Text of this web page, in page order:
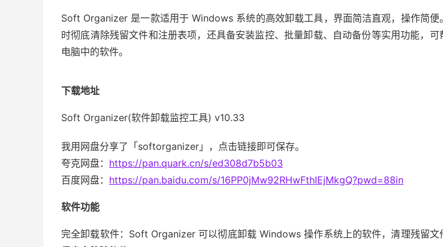
Soft Organizer 是一款适用于 Windows 系统的高效卸载工具，界面简洁直观，操作简便
时彻底清除残留文件和注册表项，还具备安装监控、批量卸载、自动备份等实用功能，可
电脑中的软件。
下载地址
Soft Organizer(软件卸载监控工具) v10.33
我用网盘分享了「softorganizer」，点击链接即可保存。
夸克网盘： https://pan.quark.cn/s/ed308d7b5b03
百度网盘： https://pan.baidu.com/s/16PP0jMw92RHwFthIEjMkgQ?pwd=88in
软件功能
完全卸载软件：Soft Organizer 可以彻底卸载 Windows 操作系统上的软件，清理残留文